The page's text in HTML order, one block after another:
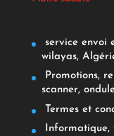
service envoi
wilayas,
Promotions,
scanner,
Termes et
Informatique,